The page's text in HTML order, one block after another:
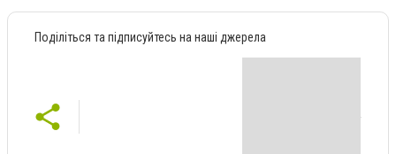
Поділіться та підписуйтесь на наші джерела